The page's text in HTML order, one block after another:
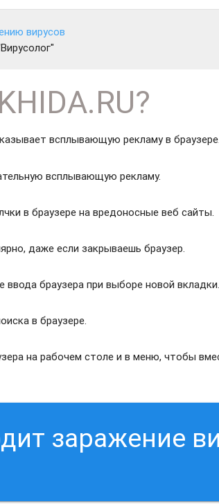
вирусов
всплывающую рекламу в браузере.
всплывающую рекламу.
в браузере на вредоносные веб сайты.
даже если закрываешь браузер.
ввода браузера при выборе новой вкладки.
в браузере.
на рабочем столе и в меню, чтобы
заражение